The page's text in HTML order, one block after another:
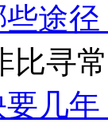
途
比寻常
几